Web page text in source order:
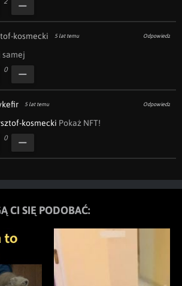
kosmecki 5 lat temu Odpowiedz
samej
0
5 lat temu Odpowiedz
kosmecki Pokaż NFT!
0
CI SIĘ PODOBAĆ: